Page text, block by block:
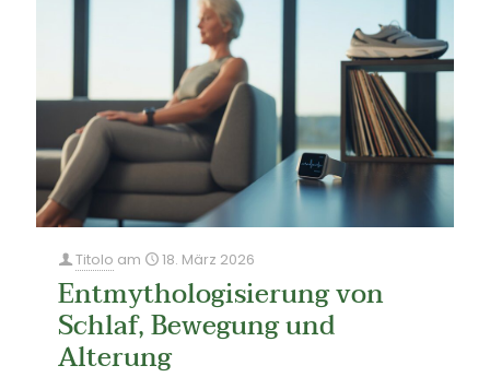
Titolo am 18. März 2026
Entmythologisierung von
Schlaf, Bewegung und
Alterung